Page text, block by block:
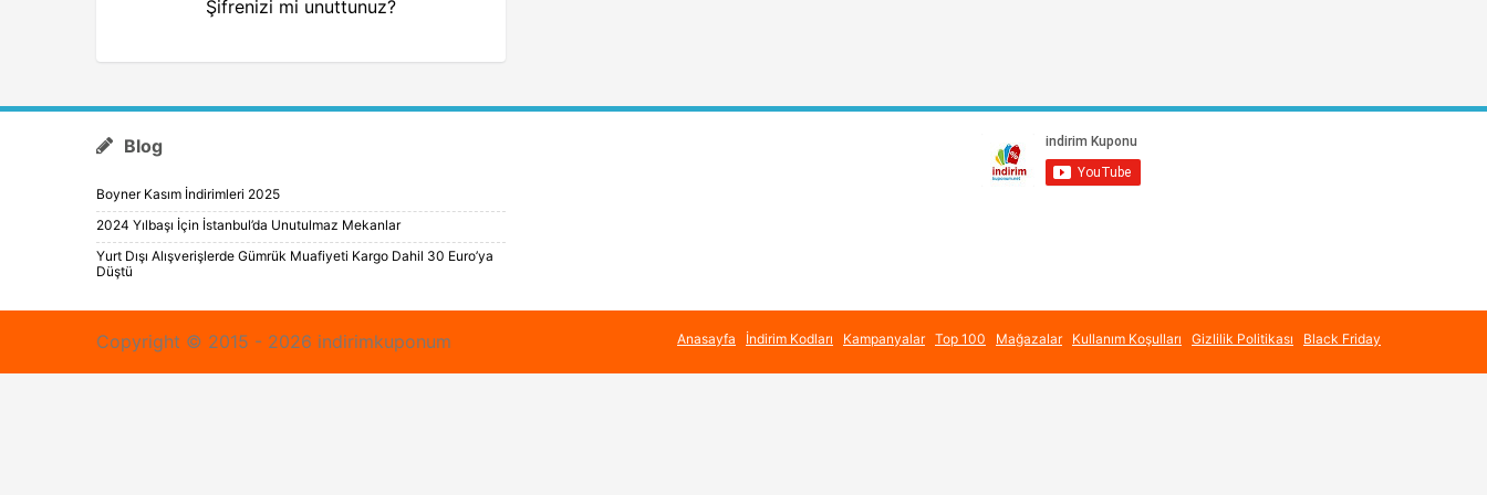
Şifrenizi mi unuttunuz?
Blog
Boyner Kasım İndirimleri 2025
2024 Yılbaşı İçin İstanbul’da Unutulmaz Mekanlar
Yurt Dışı Alışverişlerde Gümrük Muafiyeti Kargo Dahil 30 Euro’ya
Düştü
Copyright © 2015 - 2026 indirimkuponum Anasayfa İndirim Kodları Kampanyalar Top 100 Mağazalar Kullanım Koşulları Gizlilik Politikası Black Friday